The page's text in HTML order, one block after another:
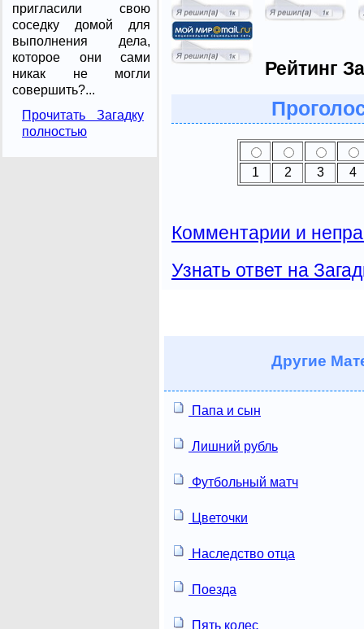
пригласили свою
соседку домой для
выполнения дела,
которое они сами
никак не могли
совершить?...
Прочитать Загадку
полностью
Рейтинг
1 2 3 4
Комментарии и
Узнать ответ на
Другие
Папа и сын
Лишний рубль
Футбольный матч
Цветочки
Наследство отца
Поезда
Пять колес